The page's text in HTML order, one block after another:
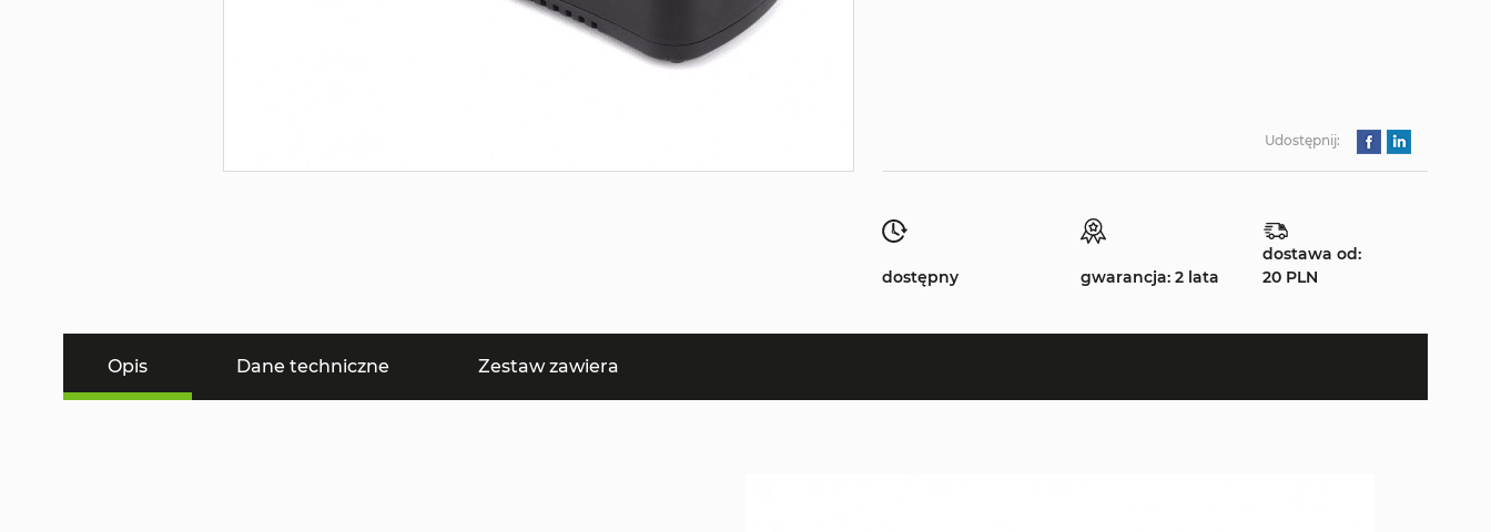
Udostępnij:
dostępny gwarancja: 2 lata
dostawa od:
20 PLN
Opis Dane techniczne Zestaw zawiera